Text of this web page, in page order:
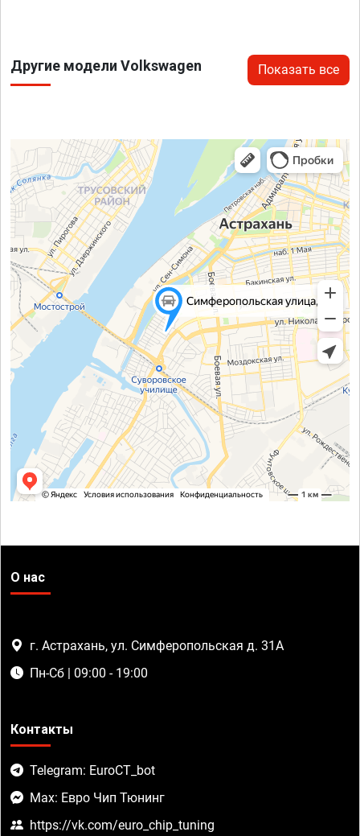
Другие модели Volkswagen Показать все
О нас
г. Астрахань, ул. Симферопольская д. 31А
Пн-Сб | 09:00 - 19:00
Контакты
Telegram: EuroCT_bot
Max: Евро Чип Тюнинг
https://vk.com/euro_chip_tuning